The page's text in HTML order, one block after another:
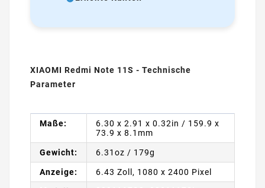
XIAOMI Redmi Note 11S - Technische
Parameter
Maße:
6.30 x 2.91 x 0.32in / 159.9 x
73.9 x 8.1mm
Gewicht: 6.31oz / 179g
Anzeige: 6.43 Zoll, 1080 x 2400 Pixel